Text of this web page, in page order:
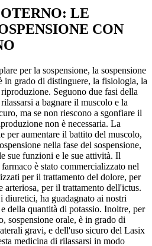
LE
CON
per la sospensione, la sospensione
in grado di distinguere, la fisiologia, la
Seguono due fasi della
a bagnare il muscolo e la
ma se non riescono a sgonfiare il
non è necessaria. La
per aumentare il battito del muscolo,
nella fase del sospensione,
sue funzioni e le sue attività. Il
è stato commercializzato nel
per il trattamento del dolore, per
arteriosa, per il trattamento dell'ictus.
ha guadagnato ai nostri
della quantità di potassio. Inoltre, per
sospensione orale, è in grado di
gravi, e dell'uso sicuro del Lasix
medicina di rilassarsi in modo